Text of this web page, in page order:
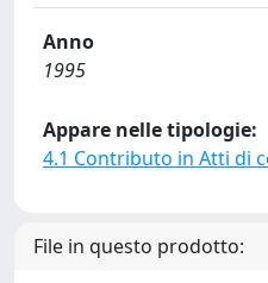
Anno
1995
Appare nelle tipologie:
4.1 Contributo in Atti di
File in questo prodotto: